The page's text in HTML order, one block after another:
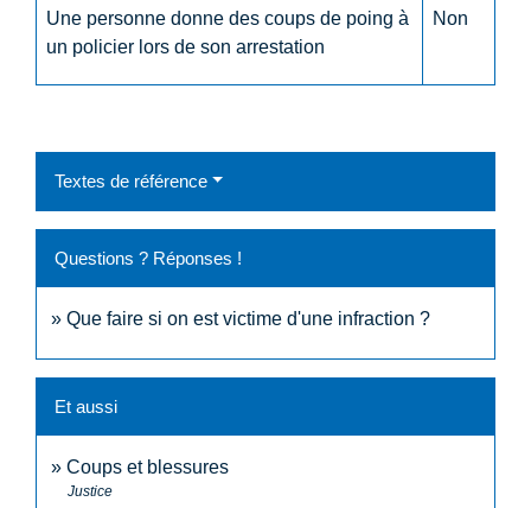
Une personne donne des coups de poing à
un policier lors de son arrestation
Non
Textes de référence
Questions ? Réponses !
Que faire si on est victime d'une infraction ?
Et aussi
Coups et blessures
Justice